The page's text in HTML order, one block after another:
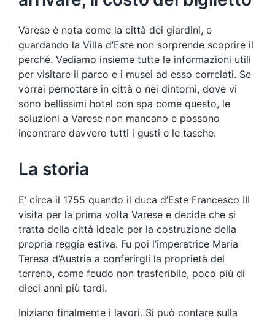
Varese è nota come la città dei giardini, e
guardando la Villa d’Este non sorprende scoprire il
perché. Vediamo insieme tutte le informazioni utili
per visitare il parco e i musei ad esso correlati. Se
vorrai pernottare in città o nei dintorni, dove vi
sono bellissimi hotel con spa come questo, le
soluzioni a Varese non mancano e possono
incontrare davvero tutti i gusti e le tasche.
La storia
E’ circa il 1755 quando il duca d’Este Francesco III
visita per la prima volta Varese e decide che si
tratta della città ideale per la costruzione della
propria reggia estiva. Fu poi l’imperatrice Maria
Teresa d’Austria a conferirgli la proprietà del
terreno, come feudo non trasferibile, poco più di
dieci anni più tardi.
Iniziano finalmente i lavori. Si può contare sulla